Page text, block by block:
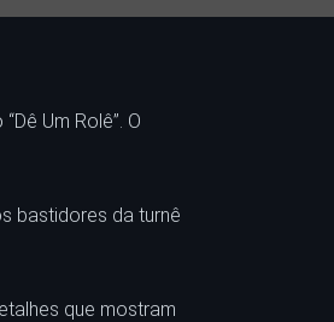
Um Rolê”. O
bastidores da turnê
que mostram